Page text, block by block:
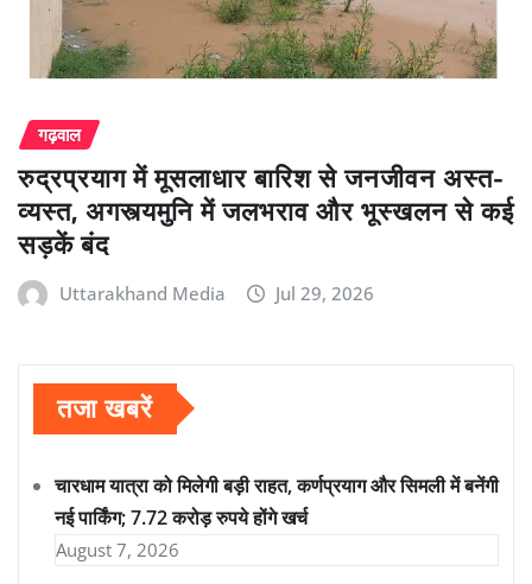
गढ़वाल
रुद्रप्रयाग में मूसलाधार बारिश से जनजीवन अस्त-
व्यस्त, अगस्त्यमुनि में जलभराव और भूस्खलन से कई
सड़कें बंद
Uttarakhand Media Jul 29, 2026
तजा खबरें
चारधाम यात्रा को मिलेगी बड़ी राहत, कर्णप्रयाग और सिमली में बनेंगी
नई पार्किंग; 7.72 करोड़ रुपये होंगे खर्च
August 7, 2026